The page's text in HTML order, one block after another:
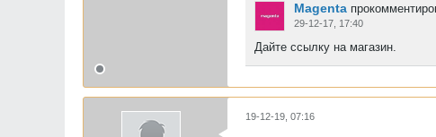
Magenta
29-12-17, 17:40
Дайте ссылку на магазин.
19-12-19, 07:16